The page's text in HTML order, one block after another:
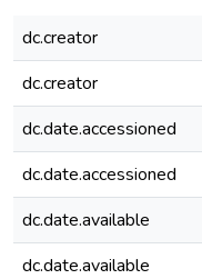
dc.creator
dc.creator
dc.date.accessioned
dc.date.accessioned
dc.date.available
dc.date.available